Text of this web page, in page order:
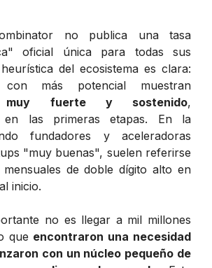
no publica una tasa
oficial única para todas sus
del ecosistema es clara:
más potencial muestran
muy fuerte y sostenido,
en las primeras etapas. En la
fundadores y aceleradoras
"muy buenas", suelen referirse
de doble dígito alto en
inicio.
no es llegar a mil millones
que encontraron una necesidad
con un núcleo pequeño de